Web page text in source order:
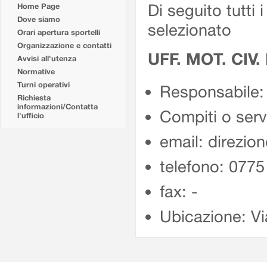
Home Page
Dove siamo
Orari apertura sportelli
Organizzazione e contatti
Avvisi all'utenza
Normative
Turni operativi
Richiesta
informazioni/Contatta
l'ufficio
Di seguito tutti
selezionato
UFF. MOT.
Compiti o
email:
telefono:
fax: -
Ubicazione: